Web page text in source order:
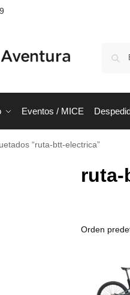
Eventos / MICE
“ruta-btt-electrica”